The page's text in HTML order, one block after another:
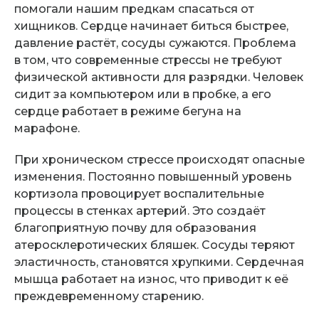
помогали нашим предкам спасаться от
хищников. Сердце начинает биться быстрее,
давление растёт, сосуды сужаются. Проблема
в том, что современные стрессы не требуют
физической активности для разрядки. Человек
сидит за компьютером или в пробке, а его
сердце работает в режиме бегуна на
марафоне.
При хроническом стрессе происходят опасные
изменения. Постоянно повышенный уровень
кортизола провоцирует воспалительные
процессы в стенках артерий. Это создаёт
благоприятную почву для образования
атеросклеротических бляшек. Сосуды теряют
эластичность, становятся хрупкими. Сердечная
мышца работает на износ, что приводит к её
преждевременному старению.